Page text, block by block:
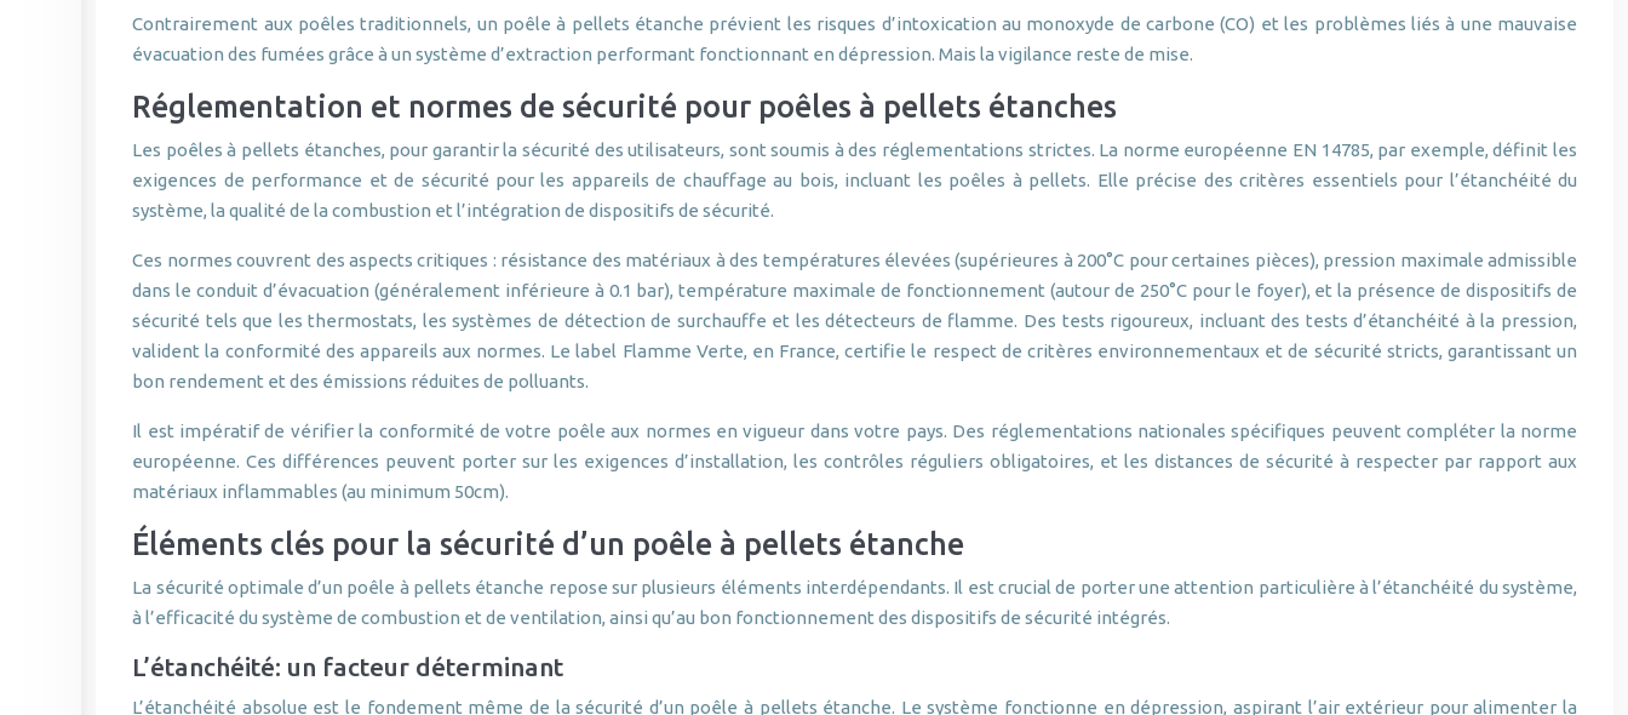
Contrairement aux poêles traditionnels, un poêle à pellets étanche prévient les risques d’intoxication au monoxyde de carbone (CO) et les problèmes liés à une mauvaise
évacuation des fumées grâce à un système d’extraction performant fonctionnant en dépression. Mais la vigilance reste de mise.
Réglementation et normes de sécurité pour poêles à pellets étanches
Les poêles à pellets étanches, pour garantir la sécurité des utilisateurs, sont soumis à des réglementations strictes. La norme européenne EN 14785, par exemple, définit les
exigences de performance et de sécurité pour les appareils de chauffage au bois, incluant les poêles à pellets. Elle précise des critères essentiels pour l’étanchéité du
système, la qualité de la combustion et l’intégration de dispositifs de sécurité.
Ces normes couvrent des aspects critiques : résistance des matériaux à des températures élevées (supérieures à 200°C pour certaines pièces), pression maximale admissible
dans le conduit d’évacuation (généralement inférieure à 0.1 bar), température maximale de fonctionnement (autour de 250°C pour le foyer), et la présence de dispositifs de
sécurité tels que les thermostats, les systèmes de détection de surchauffe et les détecteurs de flamme. Des tests rigoureux, incluant des tests d’étanchéité à la pression,
valident la conformité des appareils aux normes. Le label Flamme Verte, en France, certifie le respect de critères environnementaux et de sécurité stricts, garantissant un
bon rendement et des émissions réduites de polluants.
Il est impératif de vérifier la conformité de votre poêle aux normes en vigueur dans votre pays. Des réglementations nationales spécifiques peuvent compléter la norme
européenne. Ces différences peuvent porter sur les exigences d’installation, les contrôles réguliers obligatoires, et les distances de sécurité à respecter par rapport aux
matériaux inflammables (au minimum 50cm).
Éléments clés pour la sécurité d’un poêle à pellets étanche
La sécurité optimale d’un poêle à pellets étanche repose sur plusieurs éléments interdépendants. Il est crucial de porter une attention particulière à l’étanchéité du système,
à l’efficacité du système de combustion et de ventilation, ainsi qu’au bon fonctionnement des dispositifs de sécurité intégrés.
L’étanchéité: un facteur déterminant
L’étanchéité absolue est le fondement même de la sécurité d’un poêle à pellets étanche. Le système fonctionne en dépression, aspirant l’air extérieur pour alimenter la